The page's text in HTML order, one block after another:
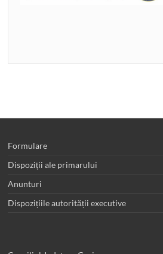
Formulare
Dispoziții ale primarului
Anunturi
Dispozițiile autorității executive